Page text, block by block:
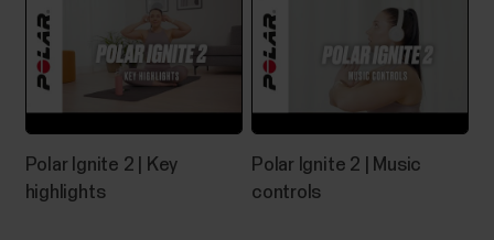
Polar Ignite 2 | Key
highlights
Polar Ignite 2 | Music
controls